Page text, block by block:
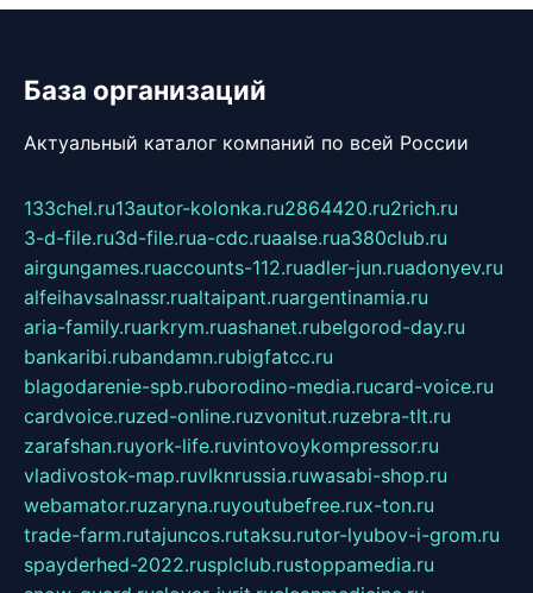
База организаций
Актуальный каталог компаний по всей России
133chel.ru13autor-kolonka.ru2864420.ru2rich.ru
3-d-file.ru3d-file.rua-cdc.ruaalse.rua380club.ru
airgungames.ruaccounts-112.ruadler-jun.ruadonyev.ru
alfeihavsalnassr.rualtaipant.ruargentinamia.ru
aria-family.ruarkrym.ruashanet.rubelgorod-day.ru
bankaribi.rubandamn.rubigfatcc.ru
blagodarenie-spb.ruborodino-media.rucard-voice.ru
cardvoice.ruzed-online.ruzvonitut.ruzebra-tlt.ru
zarafshan.ruyork-life.ruvintovoykompressor.ru
vladivostok-map.ruvlknrussia.ruwasabi-shop.ru
webamator.ruzaryna.ruyoutubefree.rux-ton.ru
trade-farm.rutajuncos.rutaksu.rutor-lyubov-i-grom.ru
spayderhed-2022.rusplclub.rustoppamedia.ru